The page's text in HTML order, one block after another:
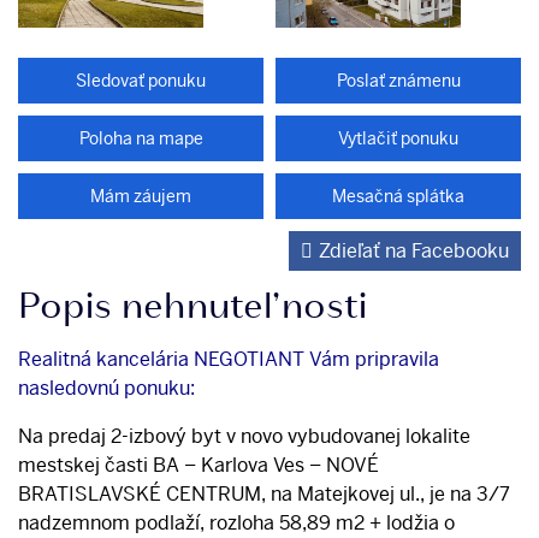
Sledovať ponuku Poslať známenu
Poloha na mape Vytlačiť ponuku
Mám záujem Mesačná splátka
Popis nehnuteľnosti
Zdieľať na Facebooku
Realitná kancelária NEGOTIANT Vám pripravila
nasledovnú ponuku:
Na predaj 2-izbový byt v novo vybudovanej lokalite
mestskej časti BA – Karlova Ves – NOVÉ
BRATISLAVSKÉ CENTRUM, na Matejkovej ul., je na 3/7
nadzemnom podlaží, rozloha 58,89 m2 + lodžia o